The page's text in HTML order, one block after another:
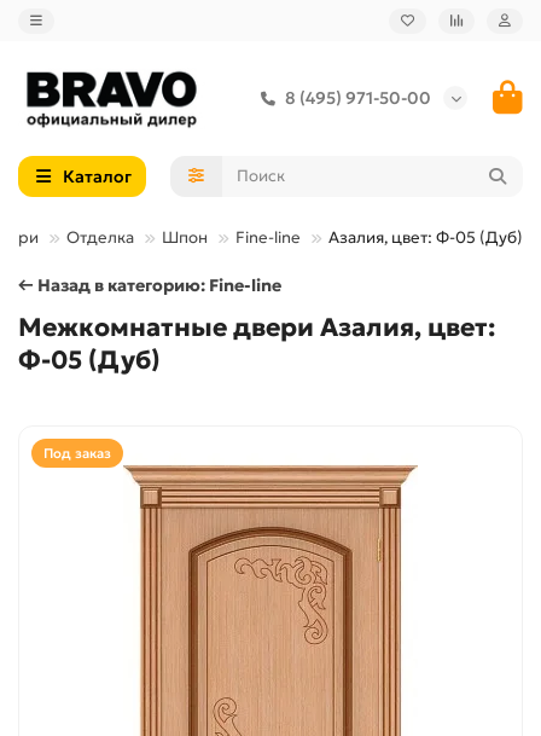
8 (495) 971-50-00
Каталог
Отделка Шпон Fine-line Азалия, цвет: Ф-05 (Дуб)
← Назад в категорию: Fine-line
Межкомнатные двери Азалия, цвет:
Ф-05 (Дуб)
Под заказ